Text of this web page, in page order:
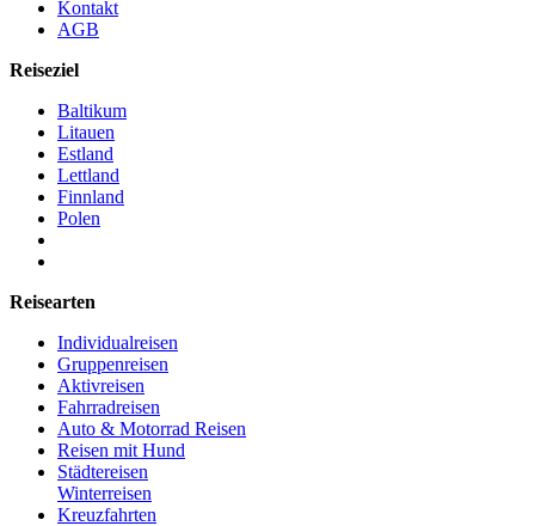
Kontakt
AGB
Reiseziel
Baltikum
Litauen
Estland
Lettland
Finnland
Polen
Reisearten
Individualreisen
Gruppenreisen
Aktivreisen
Fahrradreisen
Auto & Motorrad Reisen
Reisen mit Hund
Städtereisen
Winterreisen
Kreuzfahrten